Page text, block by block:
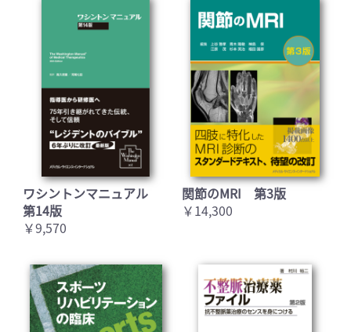
ワシントンマニュアル
第14版
￥9,570
関節のMRI 第3版
￥14,300